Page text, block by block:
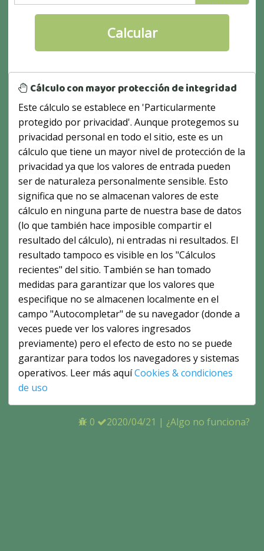
Cálculo con mayor protección de integridad
Este cálculo se establece en 'Particularmente
protegido por privacidad'. Aunque protegemos su
privacidad personal en todo el sitio, este es un
cálculo que tiene un mayor nivel de protección de la
privacidad ya que los valores de entrada pueden
ser de naturaleza personalmente sensible. Esto
significa que no se almacenan valores de este
cálculo en ninguna parte de nuestra base de datos
(lo que también hace imposible compartir el
resultado del cálculo), ni entradas ni resultados. El
resultado tampoco es visible en los "Cálculos
recientes" del sitio. También se han tomado
medidas para garantizar que los valores que
especifique no se almacenen localmente en el
campo "Autocompletar" de su navegador (donde a
veces puede ver los valores ingresados ​​
previamente) pero el efecto de esto no se puede
garantizar para todos los navegadores y sistemas
operativos. Leer más aquíCookies & condiciones
de uso
0 2020/04/21 | ¿Algo no funciona?